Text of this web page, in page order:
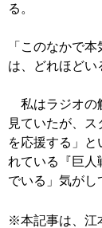
る。
「このなかで
は、どれほどい
私はラジオの
見ていたが、ス
を応援する」と
れている『巨人
でいる」気がし
※本記事は、江